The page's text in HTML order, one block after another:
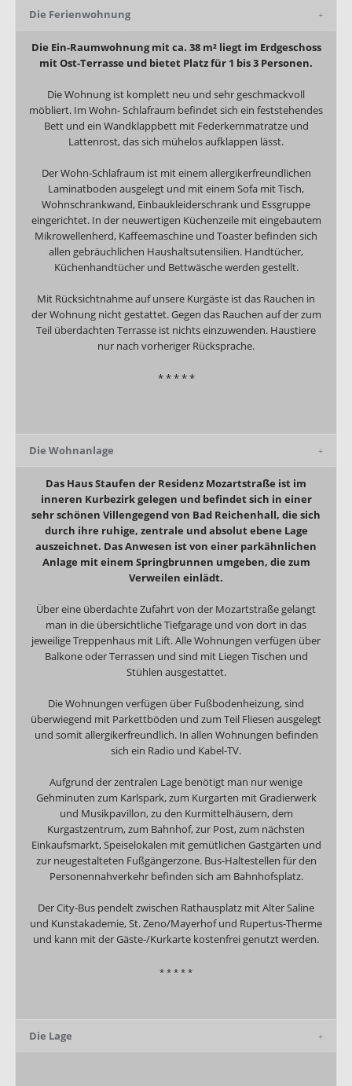
Die Ferienwohnung
Die Ein-Raumwohnung mit ca. 38 m² liegt im Erdgeschoss
mit Ost-Terrasse und bietet Platz für 1 bis 3 Personen.
Die Wohnung ist komplett neu und sehr geschmackvoll
möbliert. Im Wohn- Schlafraum befindet sich ein feststehendes
Bett und ein Wandklappbett mit Federkernmatratze und
Lattenrost, das sich mühelos aufklappen lässt.
Der Wohn-Schlafraum ist mit einem allergikerfreundlichen
Laminatboden ausgelegt und mit einem Sofa mit Tisch,
Wohnschrankwand, Einbaukleiderschrank und Essgruppe
eingerichtet. In der neuwertigen Küchenzeile mit eingebautem
Mikrowellenherd, Kaffeemaschine und Toaster befinden sich
allen gebräuchlichen Haushaltsutensilien. Handtücher,
Küchenhandtücher und Bettwäsche werden gestellt.
Mit Rücksichtnahme auf unsere Kurgäste ist das Rauchen in
der Wohnung nicht gestattet. Gegen das Rauchen auf der zum
Teil überdachten Terrasse ist nichts einzuwenden. Haustiere
nur nach vorheriger Rücksprache.
* * * * *
Die Wohnanlage
Das Haus Staufen der Residenz Mozartstraße ist im
inneren Kurbezirk gelegen und befindet sich in einer
sehr schönen Villengegend von Bad Reichenhall, die sich
durch ihre ruhige, zentrale und absolut ebene Lage
auszeichnet. Das Anwesen ist von einer parkähnlichen
Anlage mit einem Springbrunnen umgeben, die zum
Verweilen einlädt.
Über eine überdachte Zufahrt von der Mozartstraße gelangt
man in die übersichtliche Tiefgarage und von dort in das
jeweilige Treppenhaus mit Lift. Alle Wohnungen verfügen über
Balkone oder Terrassen und sind mit Liegen Tischen und
Stühlen ausgestattet.
Die Wohnungen verfügen über Fußbodenheizung, sind
überwiegend mit Parkettböden und zum Teil Fliesen ausgelegt
und somit allergikerfreundlich. In allen Wohnungen befinden
sich ein Radio und Kabel-TV.
Aufgrund der zentralen Lage benötigt man nur wenige
Gehminuten zum Karlspark, zum Kurgarten mit Gradierwerk
und Musikpavillon, zu den Kurmittelhäusern, dem
Kurgastzentrum, zum Bahnhof, zur Post, zum nächsten
Einkaufsmarkt, Speiselokalen mit gemütlichen Gastgärten und
zur neugestalteten Fußgängerzone. Bus-Haltestellen für den
Personennahverkehr befinden sich am Bahnhofsplatz.
Der City-Bus pendelt zwischen Rathausplatz mit Alter Saline
und Kunstakademie, St. Zeno/Mayerhof und Rupertus-Therme
und kann mit der Gäste-/Kurkarte kostenfrei genutzt werden.
* * * * *
Die Lage